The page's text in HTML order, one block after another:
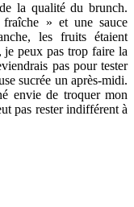
la qualité du brunch.
» et une sauce
les fruits étaient
je peux pas trop faire la
pas pour tester
sucrée un après-midi.
envie de troquer mon
pas rester indifférent à